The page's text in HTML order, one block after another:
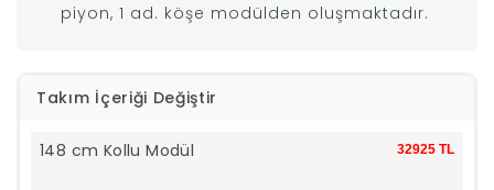
piyon, 1 ad. köşe modülden oluşmaktadır.
Takım İçeriği Değiştir
148 cm Kollu Modül 32925 TL